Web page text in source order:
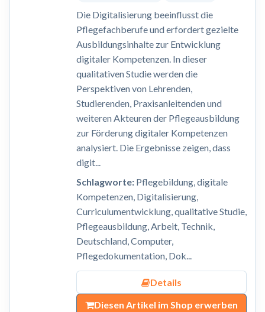
Die Digitalisierung beeinflusst die
Pflegefachberufe und erfordert gezielte
Ausbildungsinhalte zur Entwicklung
digitaler Kompetenzen. In dieser
qualitativen Studie werden die
Perspektiven von Lehrenden,
Studierenden, Praxisanleitenden und
weiteren Akteuren der Pflegeausbildung
zur Förderung digitaler Kompetenzen
analysiert. Die Ergebnisse zeigen, dass
digit...
Schlagworte:Pflegebildung, digitale
Kompetenzen, Digitalisierung,
Curriculumentwicklung, qualitative Studie,
Pflegeausbildung, Arbeit, Technik,
Deutschland, Computer,
Pflegedokumentation, Dok...
Details
Diesen Artikel im Shop erwerben